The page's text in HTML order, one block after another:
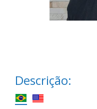
Descrição: